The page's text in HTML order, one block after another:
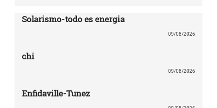
Solarismo-todo es energia
09/08/2026
chi
09/08/2026
Enfidaville-Tunez